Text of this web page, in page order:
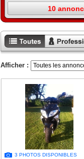
10
Toutes les
annonces
Annonces
Afficher :
3 PHOTOS DISPONIBLES